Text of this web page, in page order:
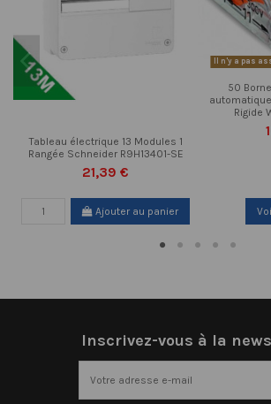
Tableau électrique 13 Modules 1
Rangée Schneider R9H13401-SE
21,39 €
Ajouter au panier
Il n'y a pas
50
Rigide
Inscrivez-vous à la